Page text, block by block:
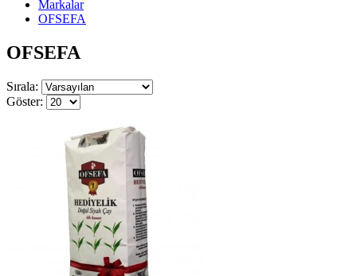
Markalar
OFSEFA
OFSEFA
Sırala:
Göster: